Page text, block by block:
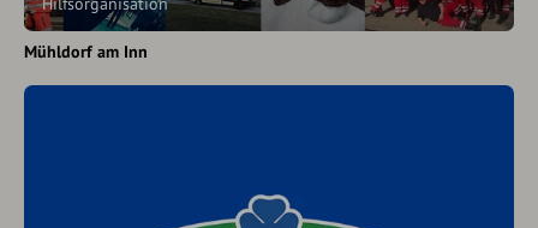
Mühldorf am Inn